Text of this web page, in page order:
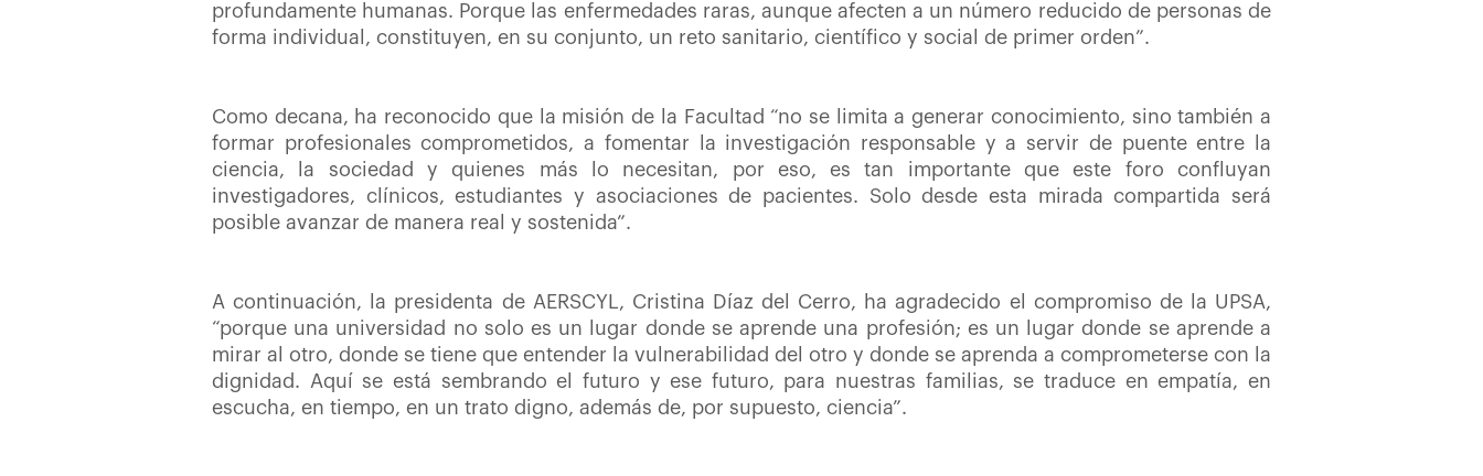
profundamente humanas. Porque las enfermedades raras, aunque afecten a un número reducido de personas de
forma individual, constituyen, en su conjunto, un reto sanitario, científico y social de primer orden”.
Como decana, ha reconocido que la misión de la Facultad “no se limita a generar conocimiento, sino también a
formar profesionales comprometidos, a fomentar la investigación responsable y a servir de puente entre la
ciencia, la sociedad y quienes más lo necesitan, por eso, es tan importante que este foro confluyan
investigadores, clínicos, estudiantes y asociaciones de pacientes. Solo desde esta mirada compartida será
posible avanzar de manera real y sostenida”.
A continuación, la presidenta de AERSCYL, Cristina Díaz del Cerro, ha agradecido el compromiso de la UPSA,
“porque una universidad no solo es un lugar donde se aprende una profesión; es un lugar donde se aprende a
mirar al otro, donde se tiene que entender la vulnerabilidad del otro y donde se aprenda a comprometerse con la
dignidad. Aquí se está sembrando el futuro y ese futuro, para nuestras familias, se traduce en empatía, en
escucha, en tiempo, en un trato digno, además de, por supuesto, ciencia”.